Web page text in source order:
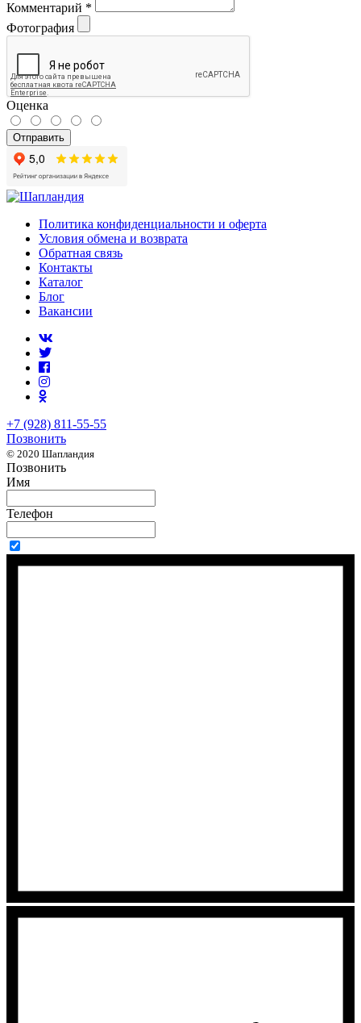
Комментарий *
Фотография
Оценка
Отправить
Политика конфиденциальности и оферта
Условия обмена и возврата
Обратная связь
Контакты
Каталог
Блог
Вакансии
+7 (928) 811-55-55
Позвонить
© 2020 Шапландия
Позвонить
Имя
Телефон